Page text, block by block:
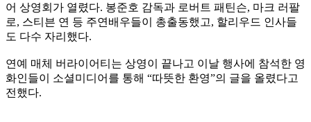
어 상영회가 열렸다. 봉준호 감독과 로버트 패틴슨, 마크 러팔
로, 스티븐 연 등 주연배우들이 총출동했고, 할리우드 인사들
도 다수 자리했다.
연예 매체 버라이어티는 상영이 끝나고 이날 행사에 참석한 영
화인들이 소셜미디어를 통해 “따뜻한 환영”의 글을 올렸다고
전했다.